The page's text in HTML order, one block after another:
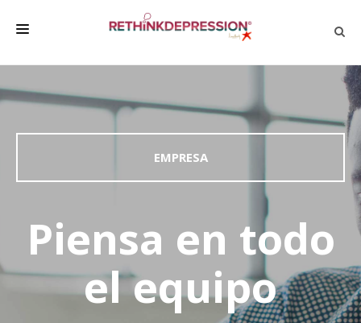
ACERCA DE LA DEPRESIÓN
EMPRESA
DEPRESSÃO SEM RODEIOS
EMPRESA
Piensa en todo
el equipo